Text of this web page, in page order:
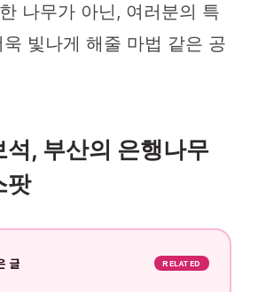
나무가 아닌, 여러분의 특
빛나게 해줄 마법 같은 공
석, 부산의 은행나무
팟
글 RELATED